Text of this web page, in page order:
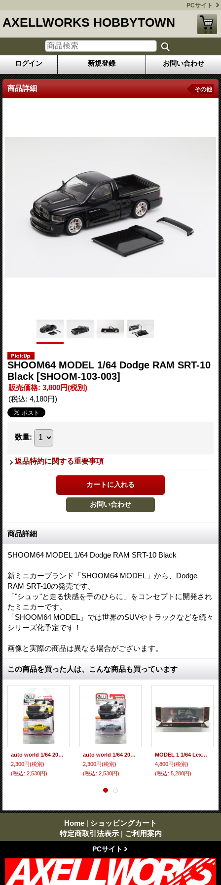
PCサイト
AXELLWORKS HOBBYTOWN
ログイン 新規登録 お問い合わせ
商品詳細 その他
SHOOM64 MODEL 1/64 Dodge RAM SRT-10
Black [SHOOM-103-003]
販売価格: 3,800円(税別)
(税込: 4,180円)
数量:
返品特約に関する重要事項
商品詳細
SHOOM64 MODEL 1/64 Dodge RAM SRT-10 Black
新ミニカーブランド「SHOOM64 MODEL」から、Dodge
RAM SRT-10の発売です。
「"シュッ"と走る快感を手のひらに」をコンセプトに開発され
たミニカーです。
「SHOOM64 MODEL」では世界のSUVやトラックなどを続々
シリーズ化予定です！
画像と実際の商品は異なる場合がございます。
この商品を買った人は、こんな商品も買っています
auto world 1/64 2023 Dodge Ram River Havoc Edition Baja Yellow / Graphics
2,300円(税別)
(税込: 2,530円)
auto world 1/64 2023 Dodge Ram River Havoc Edition Ceramic Gray / Graphics
2,300円(税別)
(税込: 2,530円)
MODEL 1 1/64 Lexus LFA (LFA10) - Black
4,800円(税別)
(税込: 5,280円)
Home | ショッピングカート
特定商取引法表示 | ご利用案内
PCサイト